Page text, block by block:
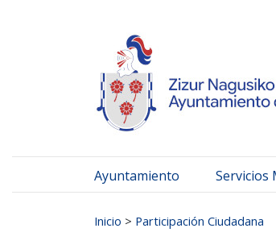
Ayuntamiento Servicios
Inicio > Participación Ciudadana